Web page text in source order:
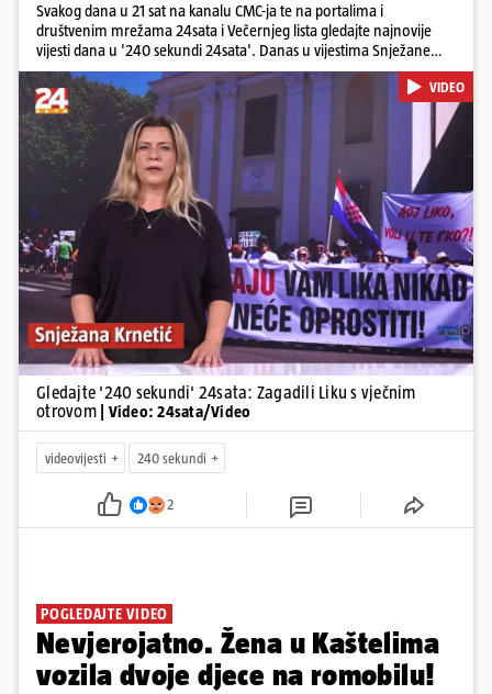
Svakog dana u 21 sat na kanalu CMC-ja te na portalima i
društvenim mrežama 24sata i Večernjeg lista gledajte najnovije
vijesti dana u '240 sekundi 24sata'. Danas u vijestima Snježane
Krnetić: Lika teško zagađena s 37.000 tona opasnog otpada, Troje
poginulih u nesreći u Zagrebu, Uhićen načelnik Svetog Ivana
Žabna, Borba za život Denisa Vejzovića, Krajaču režu ovlasti: Slijedi
otkaz...
Pokretanje videa...
VIDEO
Gledajte '240 sekundi' 24sata: Zagadili Liku s vječnim
otrovom
| Video: 24sata/Video
videovijesti 240 sekundi
2
POGLEDAJTE VIDEO
Nevjerojatno. Žena u Kaštelima
vozila dvoje djece na romobilu!